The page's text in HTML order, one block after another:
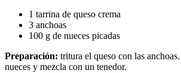
1 tarrina de queso crema
3 anchoas
100 g de nueces picadas
Preparación: tritura el queso con las
nueces y mezcla con un tenedor.